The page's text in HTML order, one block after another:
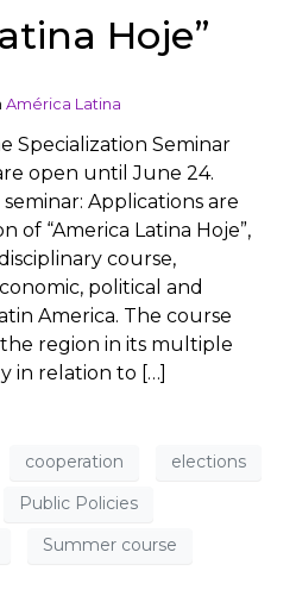
Hoje”
América Latina
Specialization Seminar
open until June 24.
Applications are
of “America Latina Hoje”,
course,
political and
America. The course
region in its multiple
in relation to […]
cooperation
elections
Public Policies
Summer course